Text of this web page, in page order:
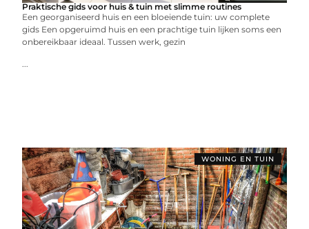
Praktische gids voor huis & tuin met slimme routines
Een georganiseerd huis en een bloeiende tuin: uw complete
gids Een opgeruimd huis en een prachtige tuin lijken soms een
onbereikbaar ideaal. Tussen werk, gezin
...
WONING EN TUIN